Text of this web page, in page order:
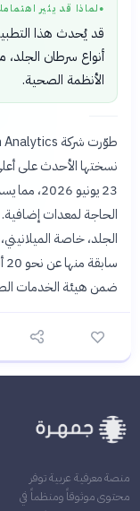
● لماذا قد يثير
قد يُحدث هذا
أنواع سرطان
الأنظمة الصحية.
نسختها الأحدث على
23 يونيو
الحاجة لمعدات
الجلد، خاصة
ضمن هيئة الخدمات
منصة معرفية عربية توفر
محتوى موثوقاً ومنظماً في